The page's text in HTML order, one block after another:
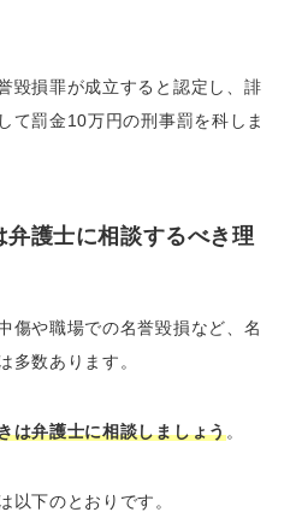
毀損罪が成立すると認定し、誹
て罰金10万円の刑事罰を科しま
護士に相談するべき理
傷や職場での名誉毀損など、名
多数あります。
は弁護士に相談しましょう。
以下のとおりです。